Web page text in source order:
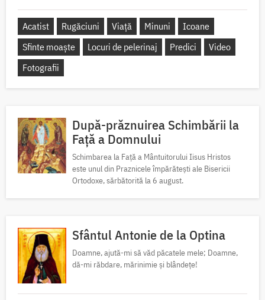
Acatist Rugăciuni Viață Minuni
Icoane
Sfinte moaște
Locuri de pelerinaj Predici
Video
Fotografii
După-prăznuirea Schimbării la
Față a Domnului
Schimbarea la Față a Mântuitorului Iisus Hristos
este unul din Praznicele împărătești ale Bisericii
Ortodoxe, sărbătorită la 6 august.
Sfântul Antonie de la Optina
Doamne, ajută-mi să văd păcatele mele; Doamne,
dă-mi răbdare, mărinimie şi blândeţe!